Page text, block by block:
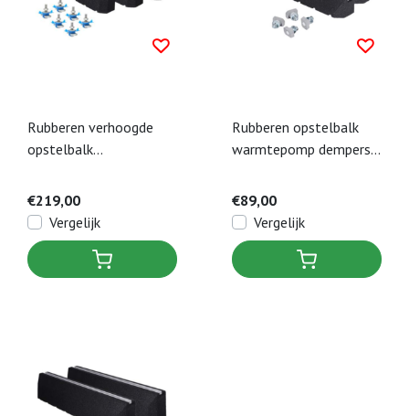
Rubberen verhoogde
opstelbalk
1000 mm incl.
bevestiging M8 x 40
mm (set a 3 stuks)
€219,00
Vergelijk
Rubberen opstelbalk
warmtepomp dempers
M8 x 40 mm (set a 2
stuks)
€89,00
Vergelijk